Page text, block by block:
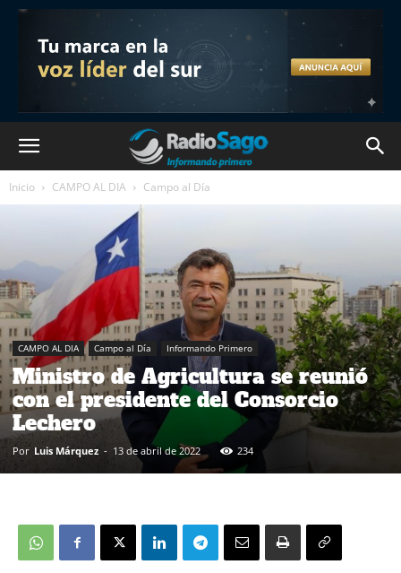
Inicio CAMPO AL DIA Campo al Día
CAMPO AL DIA Campo al Día Informando Primero
Ministro de Agricultura se reunió
con el presidente del Consorcio
Lechero
Por Luis Márquez - 13 de abril de 2022 234